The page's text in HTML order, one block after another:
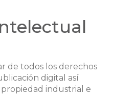
de todos los derechos
digital así
industrial e